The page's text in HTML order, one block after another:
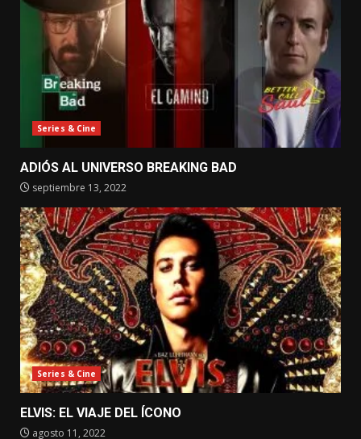
Series & Cine
ADIÓS AL UNIVERSO BREAKING BAD
septiembre 13, 2022
Series & Cine
ELVIS: EL VIAJE DEL ÍCONO
agosto 11, 2022